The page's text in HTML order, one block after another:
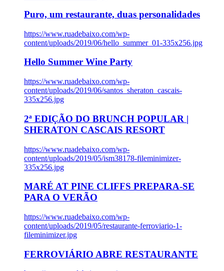
Puro, um restaurante, duas personalidades
https://www.ruadebaixo.com/wp-
content/uploads/2019/06/hello_summer_01-335x256.jpg
Hello Summer Wine Party
https://www.ruadebaixo.com/wp-
content/uploads/2019/06/santos_sheraton_cascais-
335x256.jpg
2ª EDIÇÃO DO BRUNCH POPULAR |
SHERATON CASCAIS RESORT
https://www.ruadebaixo.com/wp-
content/uploads/2019/05/ism38178-fileminimizer-
335x256.jpg
MARÉ AT PINE CLIFFS PREPARA-SE
PARA O VERÃO
https://www.ruadebaixo.com/wp-
content/uploads/2019/05/restaurante-ferroviario-1-
fileminimizer.jpg
FERROVIÁRIO ABRE RESTAURANTE